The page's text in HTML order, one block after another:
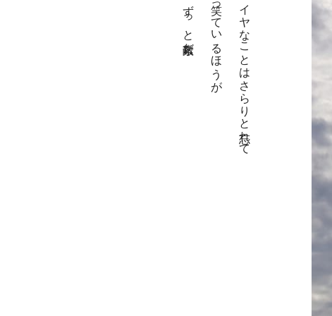
イヤなことは
さらりと忘れて
笑っているほうが
ずっと素敵だ。